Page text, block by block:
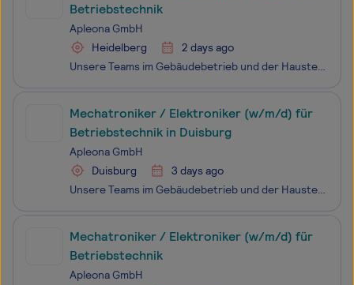
Betriebstechnik
Apleona GmbH
Heidelberg
2 days ago
Unsere Teams im Gebäudebetrieb und der Haustechnik sorgen dafür, dass alle technischen Anlagen reibungslos funktionieren und Gebäude optimal instand gehalten werden. Ob Wartung, Reparatur oder technisches Facility Management – wir gewährleisten eine sichere und effiziente Umgebung für Mitarbeiter,
Mechatroniker / Elektroniker (w/m/d) für
Betriebstechnik in Duisburg
Apleona GmbH
Duisburg
3 days ago
Unsere Teams im Gebäudebetrieb und der Haustechnik sorgen dafür, dass alle technischen Anlagen reibungslos funktionieren und Gebäude optimal instand gehalten werden. Ob Wartung, Reparatur oder technisches Facility Management – wir gewährleisten eine sichere und effiziente Umgebung für Mitarbeiter,
Mechatroniker / Elektroniker (w/m/d) für
Betriebstechnik
Apleona GmbH